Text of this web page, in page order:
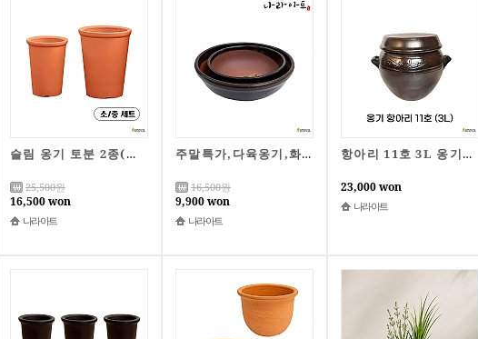
슬림 옹기 토분 2종(소/중)/자체제작/국산토분
25,500원
16,500 won
나라아트
주말특가,다육옹기,화분2종세트/다육옹기2p/옹기화분/다육화분/분재화분/플랜테리어/모종심기/분갈이/국산옹기/국산화분/꽃화분/유약화분/나라아트
16,500원
9,900 won
나라아트
항아리 11호 3L 옹기항아리 전통항아리 옹기 김치독 쌀독 소금 된장 고추장 나라아트
23,000 won
나라아트